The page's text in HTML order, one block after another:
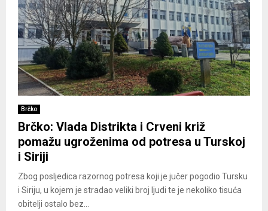
Brčko
Brčko: Vlada Distrikta i Crveni križ
pomažu ugroženima od potresa u Turskoj
i Siriji
Zbog posljedica razornog potresa koji je jučer pogodio Tursku
i Siriju, u kojem je stradao veliki broj ljudi te je nekoliko tisuća
obitelji ostalo bez...